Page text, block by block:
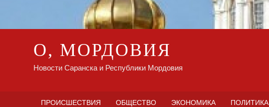
О, МОРДОВИЯ
Новости Саранска и Республики Мордовия
ПРОИСШЕСТВИЯ ОБЩЕСТВО ЭКОНОМИКА ПОЛИТИКА